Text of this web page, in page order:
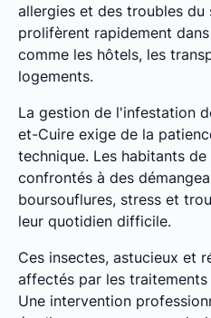
allergies et des troubles du
prolifèrent rapidement
comme les hôtels, les
logements.
La gestion de l'infestation
et-Cuire exige de la
technique. Les habitants
confrontés à des
boursouflures, stress et
leur quotidien difficile.
Ces insectes, astucieux et
affectés par les
Une intervention